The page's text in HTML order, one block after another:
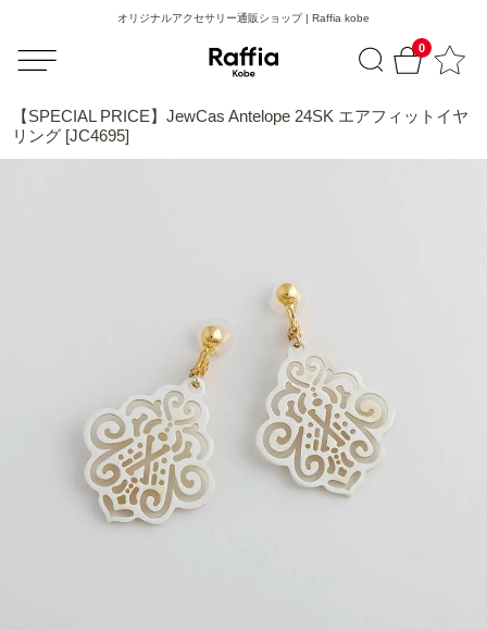
0
オリジナルアクセサリー通販ショップ | Raffia kobe
【SPECIAL PRICE】JewCas Antelope 24SK エアフィットイヤ
リング [JC4695]